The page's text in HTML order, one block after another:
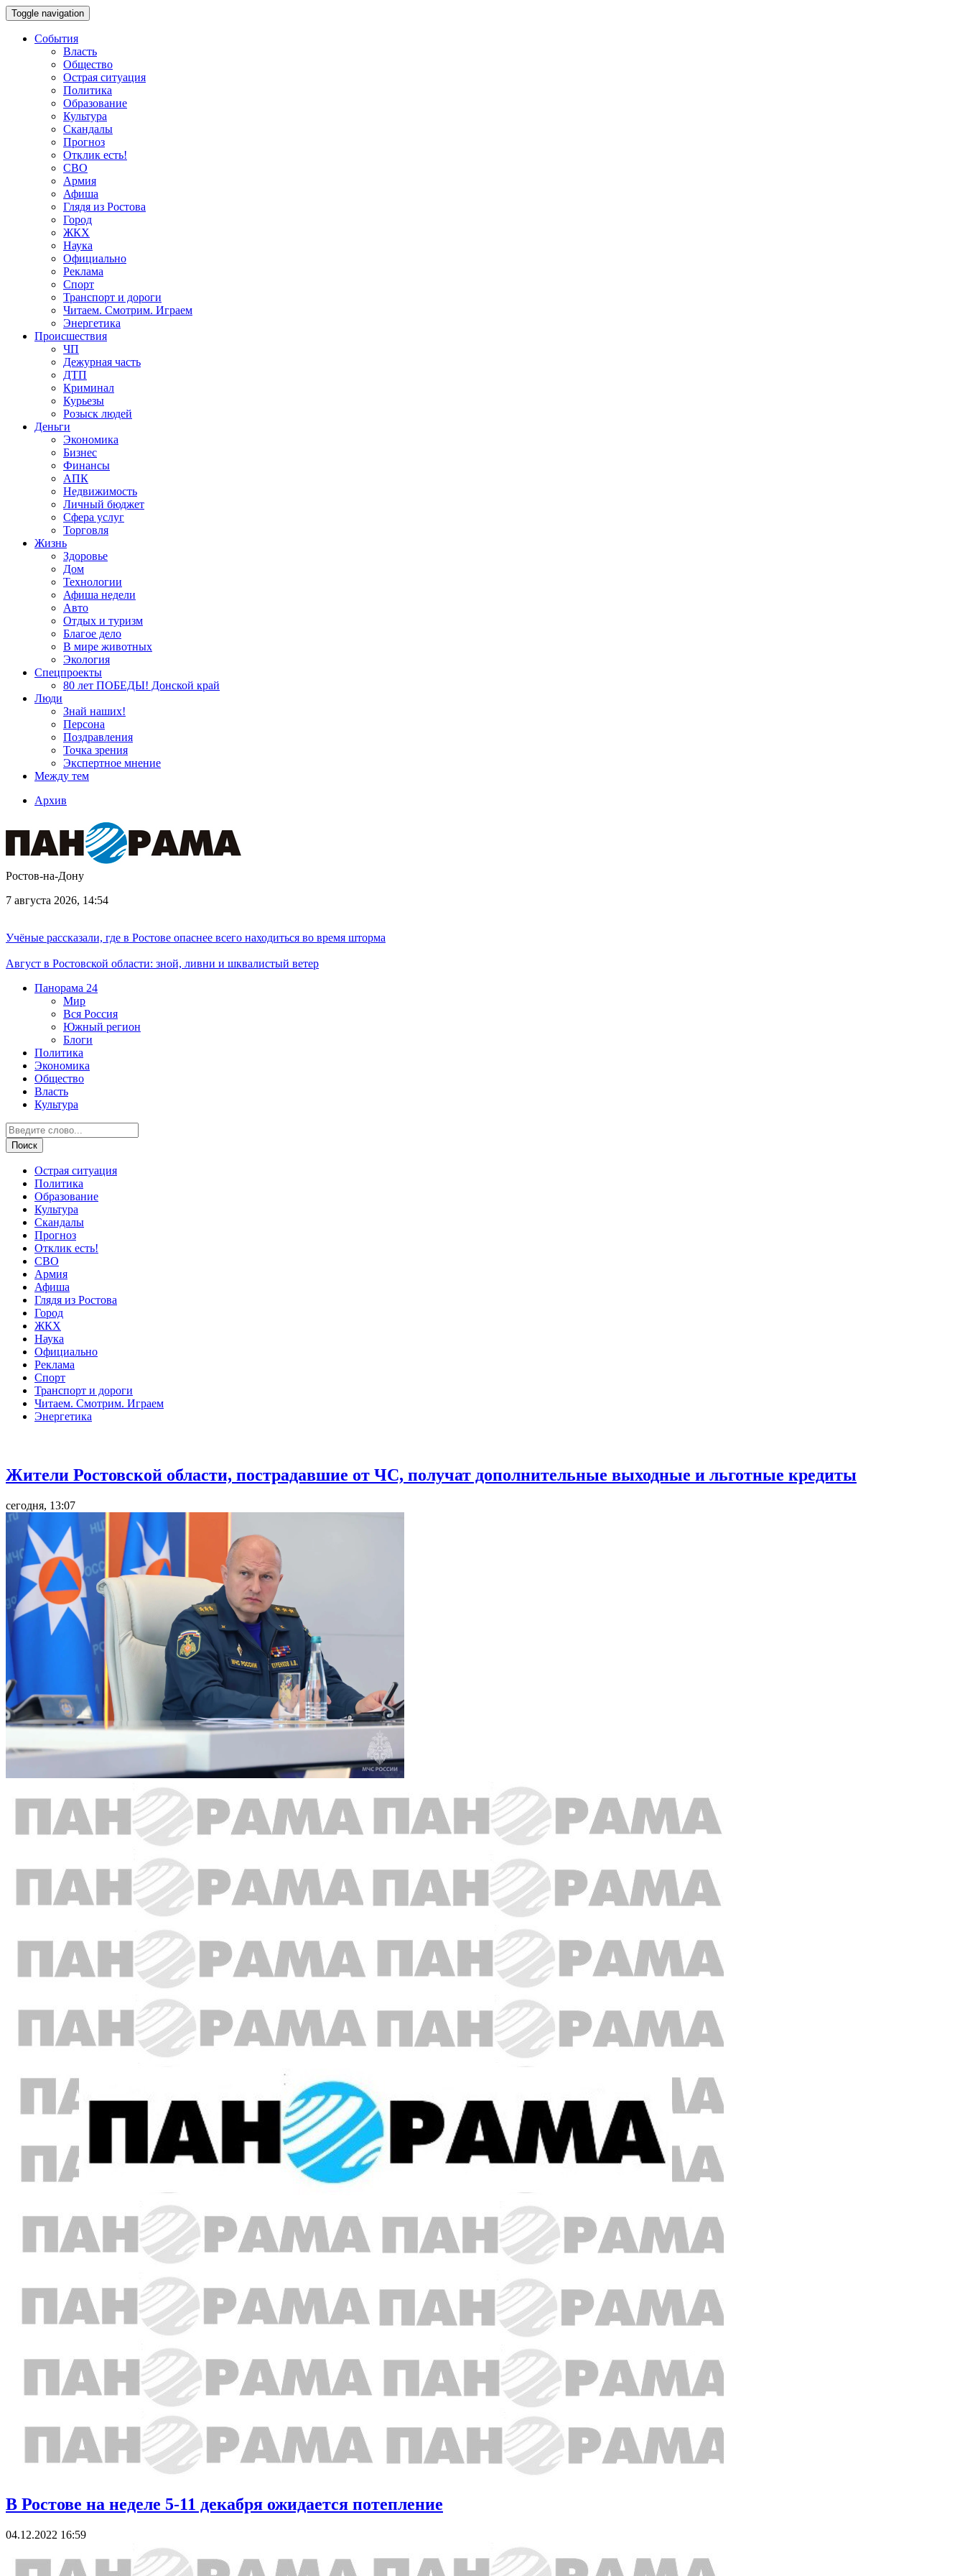
Toggle navigation
События
Власть
Общество
Острая ситуация
Политика
Образование
Культура
Скандалы
Прогноз
Отклик есть!
СВО
Армия
Афиша
Глядя из Ростова
Город
ЖКХ
Наука
Официально
Реклама
Спорт
Транспорт и дороги
Читаем. Смотрим. Играем
Энергетика
Происшествия
ЧП
Дежурная часть
ДТП
Криминал
Курьезы
Розыск людей
Деньги
Экономика
Бизнес
Финансы
АПК
Недвижимость
Личный бюджет
Сфера услуг
Торговля
Жизнь
Здоровье
Дом
Технологии
Афиша недели
Авто
Отдых и туризм
Благое дело
В мире животных
Экология
Спецпроекты
80 лет ПОБЕДЫ! Донской край
Люди
Знай наших!
Персона
Поздравления
Точка зрения
Экспертное мнение
Между тем
Архив
Ростов-на-Дону
7 августа 2026, 14:54
Учёные рассказали, где в Ростове опаснее всего находиться во время шторма
Август в Ростовской области: зной, ливни и шквалистый ветер
Панорама 24
Мир
Вся Россия
Южный регион
Блоги
Политика
Экономика
Общество
Власть
Культура
Острая ситуация
Политика
Образование
Культура
Скандалы
Прогноз
Отклик есть!
СВО
Армия
Афиша
Глядя из Ростова
Город
ЖКХ
Наука
Официально
Реклама
Спорт
Транспорт и дороги
Читаем. Смотрим. Играем
Энергетика
Жители Ростовской области, пострадавшие от ЧС, получат дополнительные выходные и льготные кредиты
сегодня, 13:07
В Ростове на неделе 5-11 декабря ожидается потепление
04.12.2022 16:59